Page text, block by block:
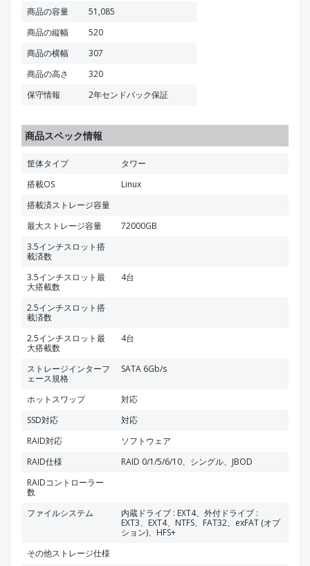
商品の容量
51,085
商品の縦幅
520
商品の横幅
307
商品の高さ
320
保守情報
2年センドバック保証
商品スペック情報
筐体タイプ
タワー
搭載OS
Linux
搭載済ストレージ容量
最大ストレージ容量
72000GB
3.5インチスロット搭
載済数
3.5インチスロット最
大搭載数
4台
2.5インチスロット搭
載済数
2.5インチスロット最
大搭載数
4台
ストレージインターフ
ェース規格
SATA 6Gb/s
ホットスワップ
対応
SSD対応
対応
RAID対応
ソフトウェア
RAID仕様
RAID 0/1/5/6/10、シングル、JBOD
RAIDコントローラー
数
ファイルシステム
内蔵ドライブ : EXT4、外付ドライブ :
EXT3、EXT4、NTFS、FAT32、exFAT (オプ
ション)、HFS+
その他ストレージ仕様